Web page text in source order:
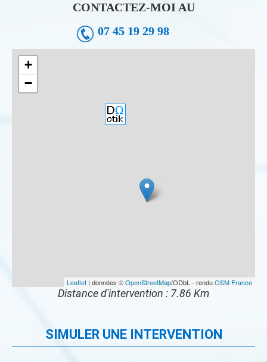
CONTACTEZ-MOI AU
07 45 19 29 98
+
−
Leaflet | données ©OpenStreetMap/ODbL - renduOSM France
Distance d'intervention : 7.86 Km
SIMULER UNE INTERVENTION